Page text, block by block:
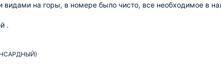
на горы, в номере было чисто, все необходимое в
.